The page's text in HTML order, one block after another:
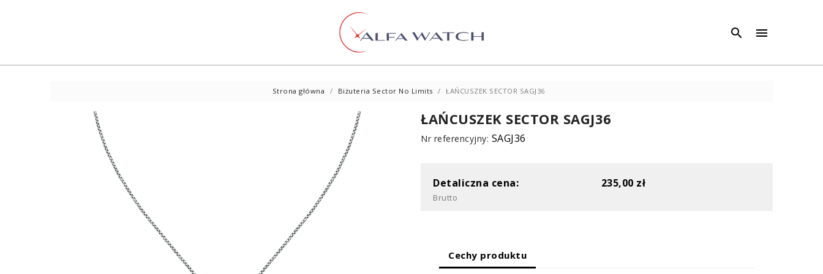
 
Strona główna Biżuteria Sector No Limits ŁAŃCUSZEK SECTOR SAGJ36
ŁAŃCUSZEK SECTOR SAGJ36
Nr referencyjny: SAGJ36
Detaliczna cena: 235,00 zł
Brutto
Cechy produktu